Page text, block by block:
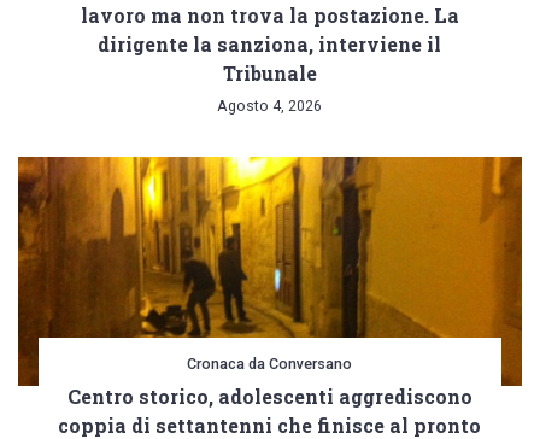
lavoro ma non trova la postazione. La
dirigente la sanziona, interviene il
Tribunale
Agosto 4, 2026
Cronaca da Conversano
Centro storico, adolescenti aggrediscono
coppia di settantenni che finisce al pronto